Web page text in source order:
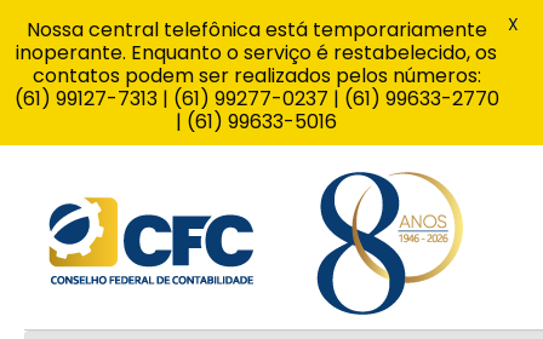
Nossa central telefônica está temporariamente
inoperante. Enquanto o serviço é restabelecido, os
contatos podem ser realizados pelos números:
(61) 99127-7313 | (61) 99277-0237 | (61) 99633-2770
| (61) 99633-5016
X